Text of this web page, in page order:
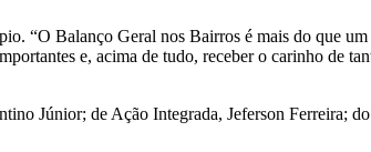
“O Balanço Geral nos Bairros é mais do que
e, acima de tudo, receber o carinho de
Júnior; de Ação Integrada, Jeferson Ferreira;